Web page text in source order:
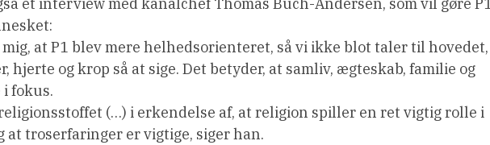
at P1 blev mere helhedsorienteret, så vi ikke blot taler til hovedet,
hjerte og krop så at sige. Det betyder, at samliv, ægteskab, familie og
fokus.
(…) i erkendelse af, at religion spiller en ret vigtig rolle i
at troserfaringer er vigtige, siger han.